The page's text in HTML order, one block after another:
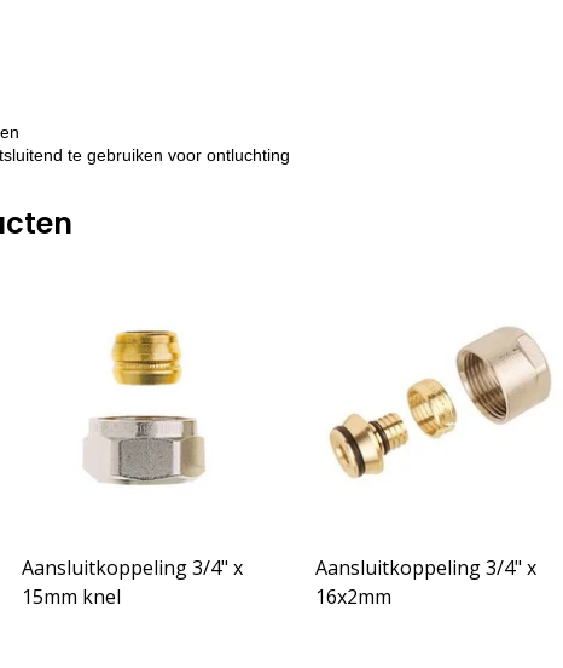
te gebruiken voor ontluchting
Aansluitkoppeling 3/4" x
15mm knel
Aansluitkoppeling 3/4" x
16x2mm